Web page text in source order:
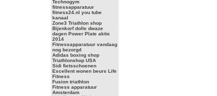
Technogym
fitnessapparatuur
fitness24.nl you tube
kanaal
Zone3 Triathlon shop
Bijenkorf dolle dwaze
dagen Power Plate aktie
2014
Fitnessapparatuur vandaag
nog bezorgd
Adidas boxing shop
Triathlonshop USA
Sidi fietsschoenen
Excellent wonen beurs Life
Fitness
Fusion triathlon
Fitness apparatuur
Amsterdam